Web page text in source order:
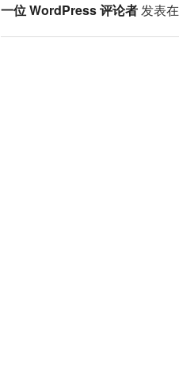
一位 WordPress 评论者发表在